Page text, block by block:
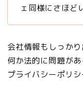
ェ同様にさほど
会社情報もしっか
何か法的に問題が
プライバシーポリシ